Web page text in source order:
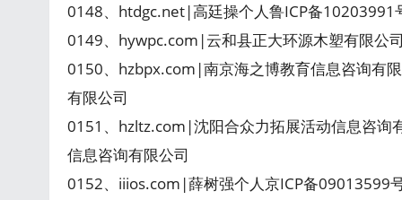
0148、htdgc.net|高廷操个人鲁ICP备10203991
0149、hywpc.com|云和县正大环源木塑有限公
0150、hzbpx.com|南京海之博教育信息咨询有
有限公司
0151、hzltz.com|沈阳合众力拓展活动信息咨询
信息咨询有限公司
0152、iiios.com|薛树强个人京ICP备09013599